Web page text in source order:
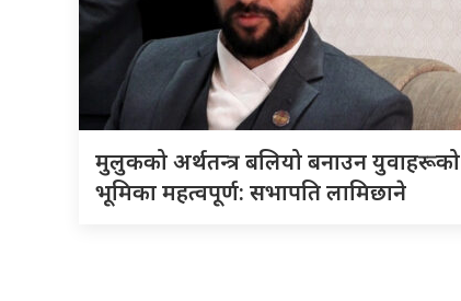
मुलुकको अर्थतन्त्र बलियो बनाउन युवाहरूको
भूमिका महत्वपूर्ण: सभापति लामिछाने